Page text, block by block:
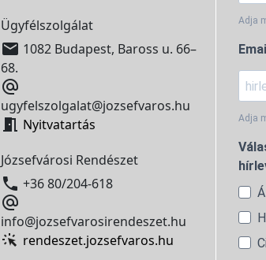
Ügyfélszolgálat
 1082 Budapest, Baross u. 66–
68.

ugyfelszolgalat@jozsefvaros.hu
 Nyitvatartás
Józsefvárosi Rendészet
 +36 80/204-618

info@jozsefvarosirendeszet.hu
rendeszet.jozsefvaros.hu
Adja
Adja